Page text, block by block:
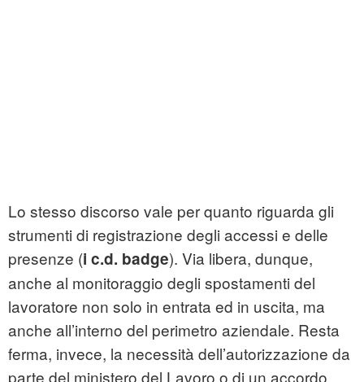
Lo stesso discorso vale per quanto riguarda gli
strumenti di registrazione degli accessi e delle
presenze (i c.d. badge). Via libera, dunque,
anche al monitoraggio degli spostamenti del
lavoratore non solo in entrata ed in uscita, ma
anche all’interno del perimetro aziendale. Resta
ferma, invece, la necessità dell’autorizzazione da
parte del ministero del Lavoro o di un accordo